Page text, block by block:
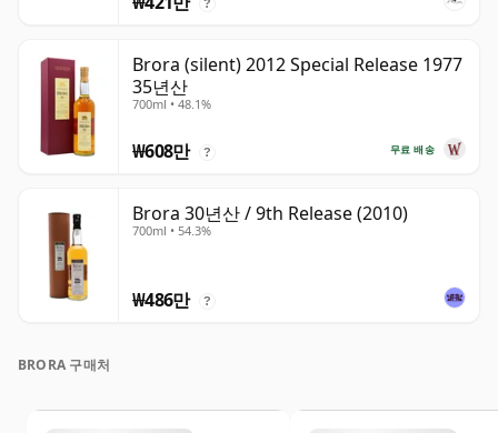
?
Brora (silent) 2012 Special Release 1977
35년산
700ml • 48.1%
무료 배송
₩608만 ?
Brora 30년산 / 9th Release (2010)
700ml • 54.3%
₩486만 ?
BRORA 구매처